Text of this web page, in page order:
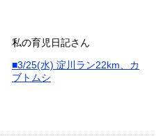
私の育児日記さん
■3/25(水) 淀川ラン22km、カ
ブトムシ